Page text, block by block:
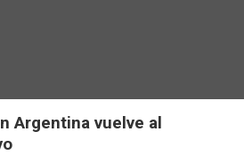
Argentina vuelve al